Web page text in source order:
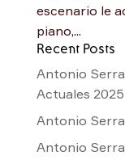
escenario le
piano,...
Recent Posts
Antonio
Actuales 2025
Antonio
Antonio